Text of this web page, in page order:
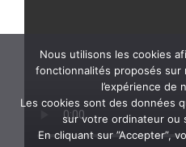
Nous utilisons les cookies
fonctionnalités proposés sur
l’expérience de
Les cookies sont des données
sur votre ordinateur ou
En cliquant sur ”Accepter”,